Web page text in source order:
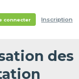
connecter Inscription
des